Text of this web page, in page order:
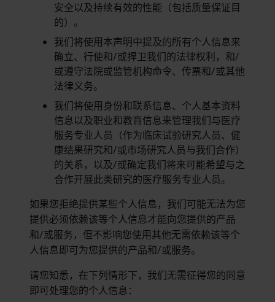
安全以及持续有效的性能（包括质量保证目
的）。
我们将使用本声明中提及的所有个人信息来
确立、行使和/或捍卫我们的法律权利，和/
或遵守法院或监管机构命令、传票和/或其他
法律义务。
我们将使用身份和联系信息、个人基本资料
信息以及职业和教育信息来管理我们与医疗
服务专业人员（作为临床试验研究人员、健
康结果研究和/或市场研究人员与我们合作）
的关系，以及/或确定我们将来可能希望与之
合作开展此类研究的医疗服务专业人员。
如果您拒绝提供某些个人信息，我们可能无法为您
提供必须依赖该等个人信息才能向您提供的产品
和/或服务，但不影响您使用其他无需依赖该等个
人信息即可为您提供的产品和/或服务。
请您知悉，在下列情形下，我们无需征得您的同意
即可处理您的个人信息：